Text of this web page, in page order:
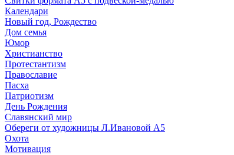
Календари
Новый год, Рождество
Дом семья
Юмор
Христианство
Протестантизм
Православие
Пасха
Патриотизм
День Рождения
Славянский мир
Обереги от художницы Л.Ивановой А5
Охота
Мотивация